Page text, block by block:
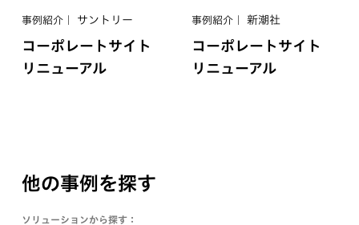
事例紹介 サントリー
コーポレートサイト
リニューアル
事例紹介 新潮社
コーポレートサイト
リニューアル
他の事例を探す
ソリューションから探す：